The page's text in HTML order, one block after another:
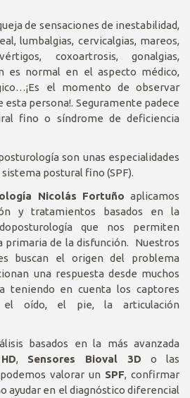
de sensaciones de inestabilidad,
lumbalgias, cervicalgias, mareos,
coxoartrosis, gonalgias,
es normal en el aspecto médico,
el momento de observar
persona!. Seguramente padece
fino o síndrome de deficiencia
son unas especialidades
postural fino (SPF).
Nicolás Fortuño aplicamos
y tratamientos basados en la
que nos permiten
primaria de la disfunción. Nuestros
buscan el origen del problema
una respuesta desde muchos
teniendo en cuenta los captores
el oído, el pie, la articulación
basados en la más avanzada
, Sensores Bioval 3D o las
valorar un SPF, confirmar
ayudar en el diagnóstico diferencial